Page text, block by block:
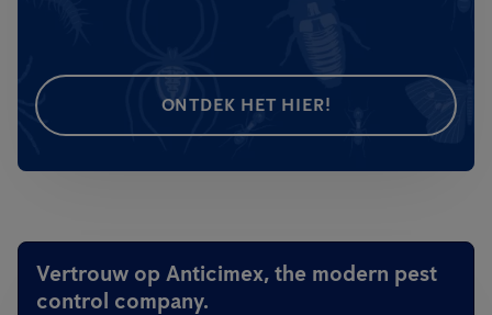
ONTDEK HET HIER!
Vertrouw op Anticimex, the modern pest
control company.